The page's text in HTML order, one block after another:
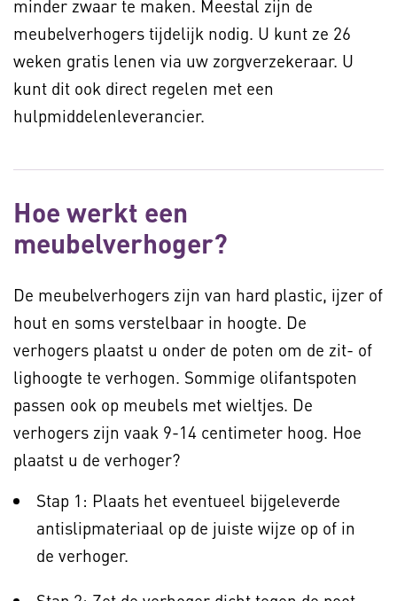
minder zwaar te maken. Meestal zijn de
meubelverhogers tijdelijk nodig. U kunt ze 26
weken gratis lenen via uw zorgverzekeraar. U
kunt dit ook direct regelen met een
hulpmiddelenleverancier.
Hoe werkt een
meubelverhoger?
De meubelverhogers zijn van hard plastic, ijzer of
hout en soms verstelbaar in hoogte. De
verhogers plaatst u onder de poten om de zit- of
lighoogte te verhogen. Sommige olifantspoten
passen ook op meubels met wieltjes. De
verhogers zijn vaak 9-14 centimeter hoog. Hoe
plaatst u de verhoger?
Stap 1: Plaats het eventueel bijgeleverde
antislipmateriaal op de juiste wijze op of in
de verhoger.